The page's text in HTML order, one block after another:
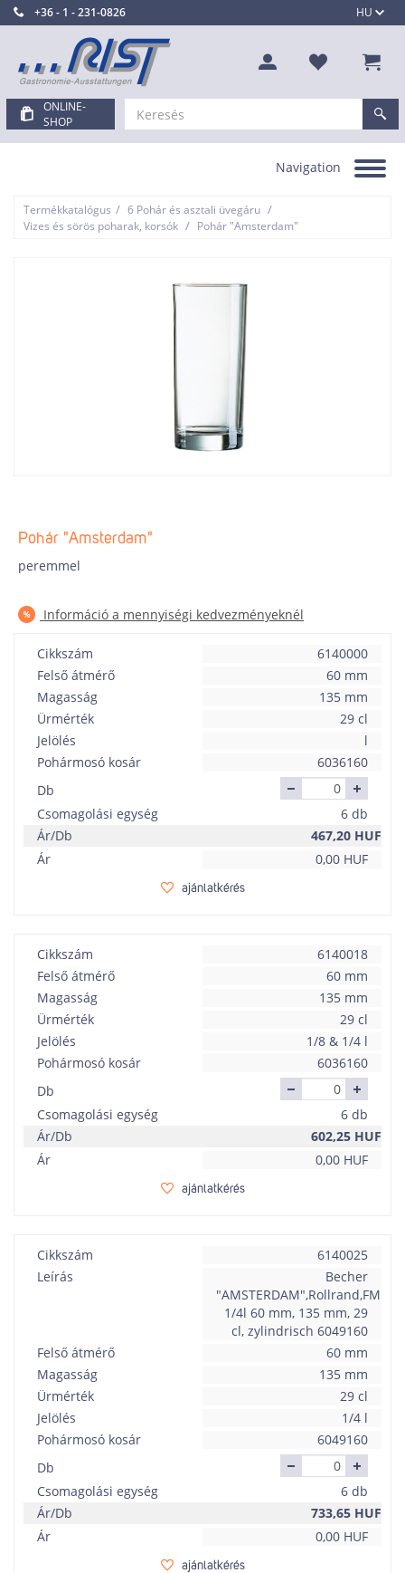
HU
+36 - 1 - 231-0826
ONLINE-
SHOP
Toggle
Navigation
Termékkatalógus / 6 Pohár és asztali üvegáru /
Vizes és sörös poharak, korsók / Pohár "Amsterdam"
Pohár "Amsterdam"
peremmel
Információ a mennyiségi kedvezményeknél
Cikkszám
6140000
Felső átmérő
60 mm
Magasság
135 mm
Ürmérték
29 cl
Jelölés
l
Pohármosó kosár
6036160
Db
Csomagolási egység
6 db
Ár/Db
467,20 HUF
Ár
0,00 HUF
ajánlatkérés
Cikkszám
6140018
Felső átmérő
60 mm
Magasság
135 mm
Ürmérték
29 cl
Jelölés
1/8 & 1/4 l
Pohármosó kosár
6036160
Db
Csomagolási egység
6 db
Ár/Db
602,25 HUF
Ár
0,00 HUF
ajánlatkérés
Cikkszám
6140025
Leírás
Becher
"AMSTERDAM",Rollrand,FM
1/4l 60 mm, 135 mm, 29
cl, zylindrisch 6049160
Felső átmérő
60 mm
Magasság
135 mm
Ürmérték
29 cl
Jelölés
1/4 l
Pohármosó kosár
6049160
Db
Csomagolási egység
6 db
Ár/Db
733,65 HUF
Ár
0,00 HUF
ajánlatkérés